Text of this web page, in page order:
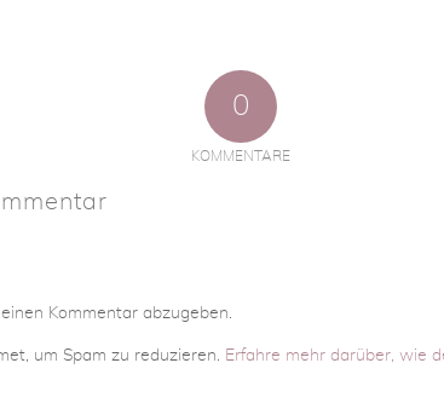
0
KOMMENTARE
Kommentar abzugeben.
um Spam zu reduzieren.
Erfahre mehr darüber, wie